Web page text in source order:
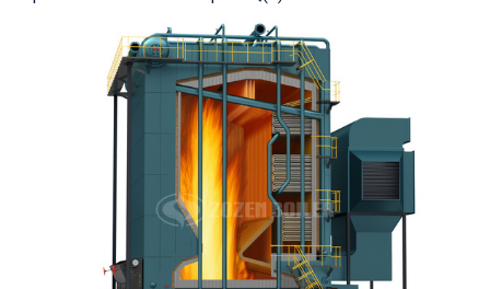
Термомасло Рабочее давление: 0,8-1,0 МПа Тепловая
мощность продукта: 700-14,000 кВт Температур...